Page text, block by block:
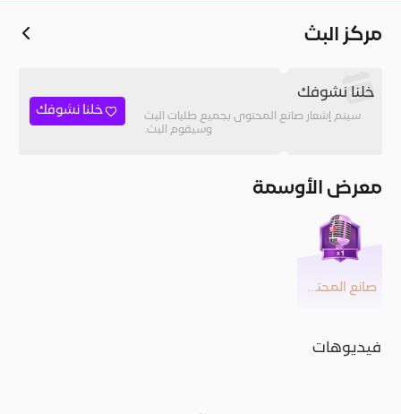
مركز البث
خلنا نشوفك
سيتم إشعار صانع المحتوى بجميع طلبات البث
وسيقوم البث.
خلنا نشوفك
معرض الأوسمة
صانع المحتوى
فيديوهات